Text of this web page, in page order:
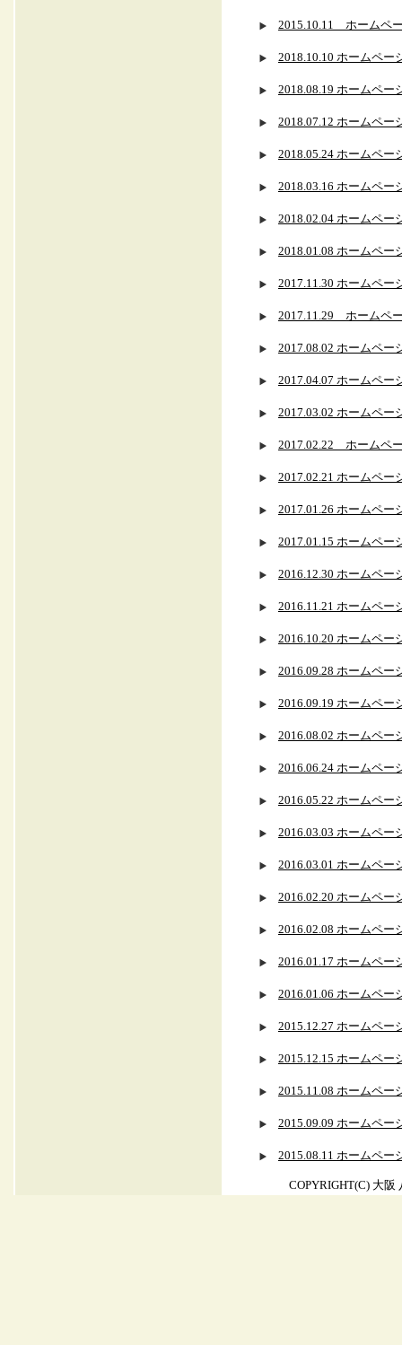
2015.10.11 ホームペ
2018.10.10 ホームペー
2018.08.19 ホームペー
2018.07.12 ホームペー
2018.05.24 ホームペー
2018.03.16 ホームペー
2018.02.04 ホームペー
2018.01.08 ホームペー
2017.11.30 ホームペー
2017.11.29 ホームペ
2017.08.02 ホームペー
2017.04.07 ホームペー
2017.03.02 ホームペー
2017.02.22 ホームペ
2017.02.21 ホームペー
2017.01.26 ホームペー
2017.01.15 ホームペー
2016.12.30 ホームペー
2016.11.21 ホームペー
2016.10.20 ホームペー
2016.09.28 ホームペー
2016.09.19 ホームペー
2016.08.02 ホームペー
2016.06.24 ホームペー
2016.05.22 ホームペー
2016.03.03 ホームペー
2016.03.01 ホームペー
2016.02.20 ホームペー
2016.02.08 ホームペー
2016.01.17 ホームペー
2016.01.06 ホームペー
2015.12.27 ホームペー
2015.12.15 ホームペー
2015.11.08 ホームペー
2015.09.09 ホームペー
2015.08.11 ホームペー
COPYRIGHT(C) 大阪